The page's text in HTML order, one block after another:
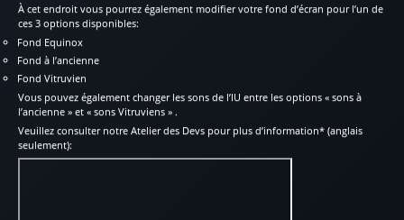
À cet endroit vous pourrez également modifier votre fond d’écran pour l’un de
ces 3 options disponibles:
Fond Equinox
Fond à l’ancienne
Fond Vitruvien
Vous pouvez également changer les sons de l’IU entre les options « sons à
l’ancienne » et « sons Vitruviens » .
Veuillez consulter notre Atelier des Devs pour plus d’information* (anglais
seulement):